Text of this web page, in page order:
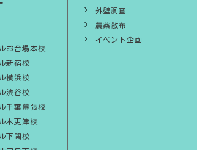
お台場本校
新宿校
横浜校
渋谷校
千葉幕張校
木更津校
下関校
外壁調査
農薬散布
イベント企画